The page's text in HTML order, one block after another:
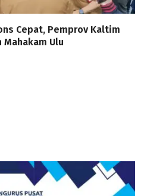
Cepat, Pemprov Kaltim
Ulu